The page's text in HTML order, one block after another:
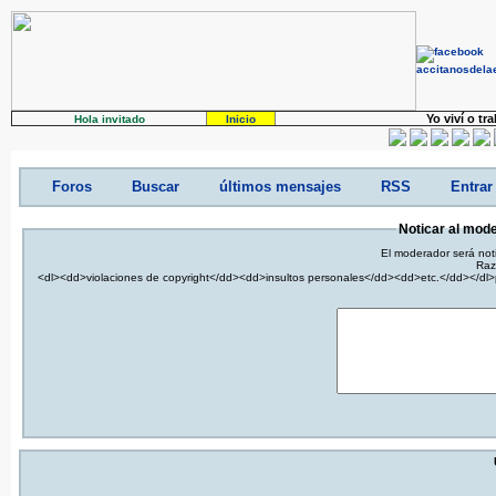
Hola invitado Inicio Yo viví o
Foros Buscar últimos mensajes RSS Entrar
Noticar al
El moderador será
<dl><dd>violaciones de copyright</dd><dd>insultos personales</dd><dd>etc.</dd></